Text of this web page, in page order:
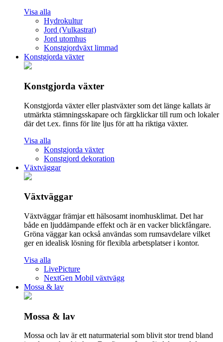
Visa alla
Hydrokultur
Jord (Vulkastrat)
Jord utomhus
Konstgjordväxt limmad
Konstgjorda växter
Konstgjorda växter
Konstgjorda växter eller plastväxter som det länge kallats är
utmärkta stämningsskapare och färgklickar till rum och lokaler
där det t.ex. finns för lite ljus för att ha riktiga växter.
Visa alla
Konstgjorda växter
Konstgjord dekoration
Växtväggar
Växtväggar
Växtväggar främjar ett hälsosamt inomhusklimat. Det har
både en ljuddämpande effekt och är en vacker blickfångare.
Gröna väggar kan också användas som rumsavdelare vilket
ger en idealisk lösning för flexibla arbetsplatser i kontor.
Visa alla
LivePicture
NextGen Mobil växtvägg
Mossa & lav
Mossa & lav
Mossa och lav är ett naturmaterial som blivit stor trend bland